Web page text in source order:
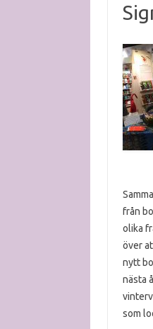
från
olika
över
nytt
nästa
som